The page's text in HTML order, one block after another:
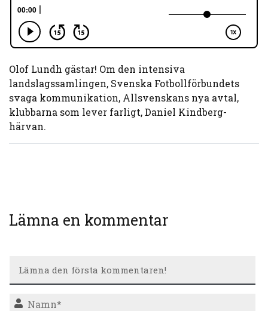
Olof Lundh gästar! Om den intensiva
landslagssamlingen, Svenska Fotbollförbundets
svaga kommunikation, Allsvenskans nya avtal,
klubbarna som lever farligt, Daniel Kindberg-
härvan.
Lämna en kommentar